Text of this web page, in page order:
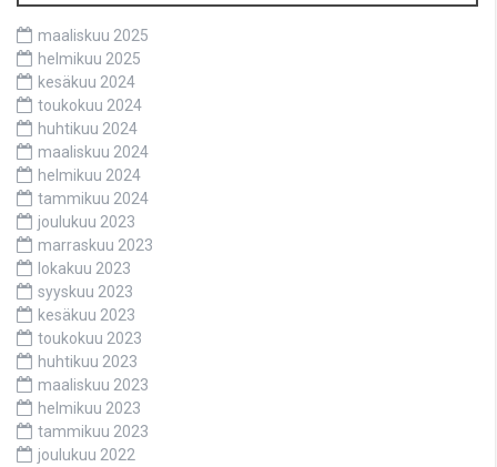
maaliskuu 2025
helmikuu 2025
kesäkuu 2024
toukokuu 2024
huhtikuu 2024
maaliskuu 2024
helmikuu 2024
tammikuu 2024
joulukuu 2023
marraskuu 2023
lokakuu 2023
syyskuu 2023
kesäkuu 2023
toukokuu 2023
huhtikuu 2023
maaliskuu 2023
helmikuu 2023
tammikuu 2023
joulukuu 2022